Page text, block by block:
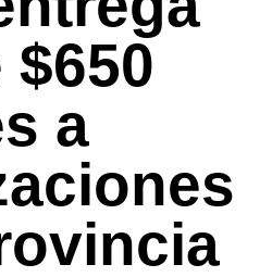
$650
a